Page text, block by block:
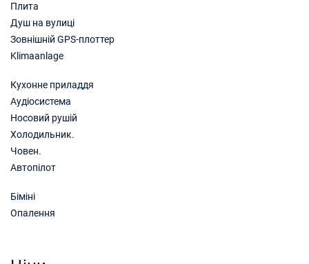
05/12/2026 - 12/12/2026
Плита
Душ на вулиці
Зовнішній GPS-плоттер
Klimaanlage
Кухонне приладдя
Аудіосистема
Носовий рушій
Холодильник.
Човен.
Автопілот
Біміні
Опалення